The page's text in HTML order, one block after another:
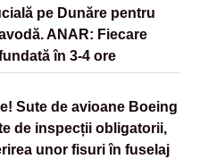
pe Dunăre pentru
ANAR: Fiecare
în 3-4 ore
Sute de avioane Boeing
de inspecții obligatorii,
unor fisuri în fuselaj